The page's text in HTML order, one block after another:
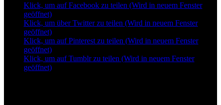
Klick, um auf Facebook zu teilen (Wird in neuem Fenster
geöffnet)
Klick, um über Twitter zu teilen (Wird in neuem Fenster
geöffnet)
Klick, um auf Pinterest zu teilen (Wird in neuem Fenster
geöffnet)
Klick, um auf Tumblr zu teilen (Wird in neuem Fenster
geöffnet)